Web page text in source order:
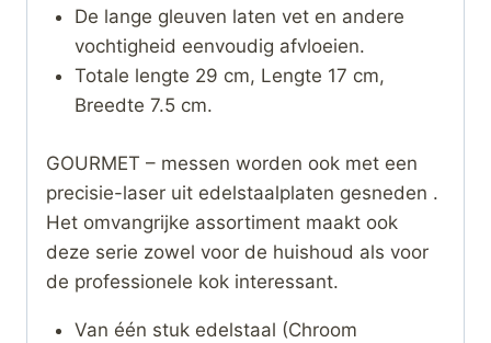
De lange gleuven laten vet en andere
vochtigheid eenvoudig afvloeien.
Totale lengte 29 cm, Lengte 17 cm,
Breedte 7.5 cm.
GOURMET – messen worden ook met een
precisie-laser uit edelstaalplaten gesneden .
Het omvangrijke assortiment maakt ook
deze serie zowel voor de huishoud als voor
de professionele kok interessant.
Van één stuk edelstaal (Chroom